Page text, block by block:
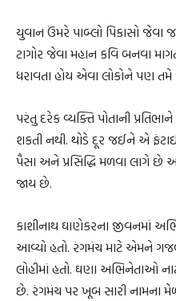
યુવાન ઉંમરે પાબ્લો પિકાસો જેવા
ટાગોર જેવા મહાન કવિ બનવા
ધરાવતા હોય એવા લોકોને પણ તમે
પરંતુ દરેક વ્યક્તિ પોતાની
શકતી નથી. થોડે દૂર જઈને એ
પૈસા અને પ્રસિદ્ધિ મળવા લાગે
જાય છે.
કાશીનાથ ઘાણેકરના જીવનમાં
આવ્યો હતો. રંગમંચ માટે એમને
લોહીમાં હતો. ઘણા અભિનેતાઓ
છે. રંગમંચ પર ખૂબ સારી નામના